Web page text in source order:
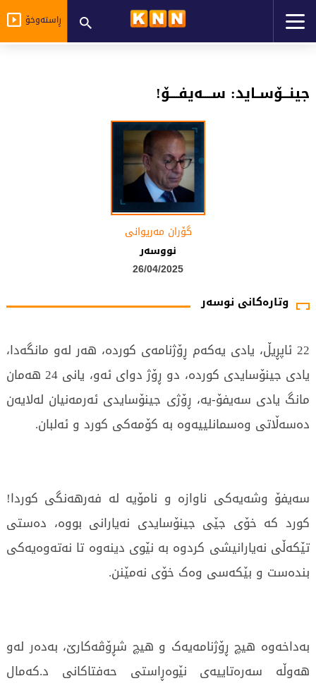
ڕاستەوخۆ
جینـــۆســاید: ســــەیفــــۆ!
گۆران مەریوانی
نووسەر
26/04/2025
وتارەکانی نوسەر
22 ئاپڕیڵ، یادی یەکەم ڕۆژنامەی کوردە، هەر لەو مانگەدا،
یادی جینۆسایدی کوردە، دو ڕۆژ دوای ئەو، یانی 24 هەمان
مانگ یادی سەیفۆ-یە، ڕۆژی جینۆسایدی ئەرمەنیان لەلایەن
دەسەڵاتی وەسمانلییەوە بە کۆمەکی کورد و ئەلبان.
سەیفۆ وشەیەکی ناوازە و نامۆیە لە فەرهەنگی کوردا!
کورد کە خۆی جێی جینۆسایدی نەیارانی بووە، دەستی
تێکەڵی نەیارانیشی کردوە بە نێوی دینەوە تا نەتەوەیەکی
بندەست و بێکەسی وەک خۆی نەمێنن.
بەداخەوە هیچ ڕۆژنامەیەک و هیچ شڕۆڤەکارێ، بەدەر لەو
هەوڵە سەرەتاییەی نێوەڕاستی حەفتاکانی د.کەمال